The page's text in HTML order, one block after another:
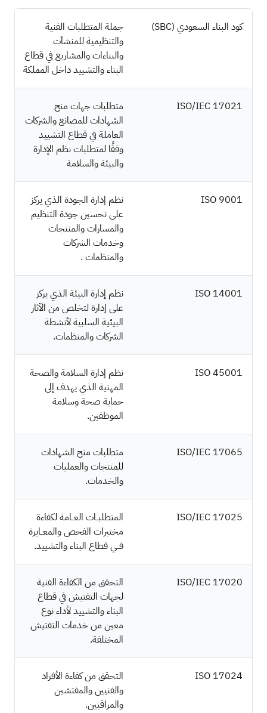
ﻛﻮد اﻟﺒﻨﺎء اﻟﺴﻌﻮدي (SBC)
ﺟﻤﻠﺔ اﻟﻤﺘﻄﻠﺒﺎت اﻟﻔﻨﻴﺔ
واﻟﺘﻨﻈﻴﻤﻴﺔ ﻟﻠﻤﻨﺸﺂت
واﻟﺒﻨﺎءات واﻟﻤﺸﺎرﻳﻊ ﻓﻲ ﻗﻄﺎع
اﻟﺒﻨﺎء واﻟﺘﺸﻴﻴﺪ داﺧﻞ اﻟﻤﻤﻠﻜﺔ
ISO/IEC 17021
ﻣﺘﻄﻠﺒﺎت ﺟﻬﺎت ﻣﻨﺢ
اﻟﺸﻬﺎدات ﻟﻠﻤﺼﺎﻧﻊ واﻟﺸﺮﻛﺎت
اﻟﻌﺎﻣﻠﺔ ﻓﻲ ﻗﻄﺎع اﻟﺘﺸﻴﻴﺪ
وﻓﻘًﺎ ﻟﻤﺘﻄﻠﺒﺎت ﻧﻈﻢ اﻹدارة
واﻟﺒﻴﺌﺔ واﻟﺴﻼﻣﺔ
ISO 9001
ﻧﻈﻢ إدارة اﻟﺠﻮدة اﻟﺬي ﻳﺮﻛﺰ
ﻋﻠﻰ ﺗﺤﺴﻴﻦ ﺟﻮدة اﻟﺘﻨﻈﻴﻢ
واﻟﻤﺴﺎرات واﻟﻤﻨﺘﺠﺎت
وﺧﺪﻣﺎت اﻟﺸﺮﻛﺎت
واﻟﻤﻨﻈﻤﺎت .
ISO 14001
نظم إدارة البيئة الذي يركز
على إدارة لتخلص من الآثار
البيئية السلبية لأنشطة
الشركات والمنظمات.
ISO 45001
نظم إدارة السلامة والصحة
المهنية الذي يهدف إلى
حماية صحة وسلامة
الموظفين.
ISO/IEC 17065
متطلبات منح الشهادات
للمنتجات والعمليات
والخدمات.
ISO/IEC 17025
المتطلبــات العــامة لكفاءة
مختبرات الفحص والمعــايرة
فــي قطاع البناء والتشييد.
ISO/IEC 17020
التحقق من الكفاءة الفنية
لجهات التفتيش في قطاع
البناء والتشييد لأداء نوع
معين من خدمات التفتيش
المختلفة.
ISO 17024
التحقق من كفاءة الأفراد
والفنيين والمفتشين
والمراقبين.